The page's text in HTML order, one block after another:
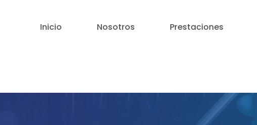
Inicio Nosotros Prestaciones